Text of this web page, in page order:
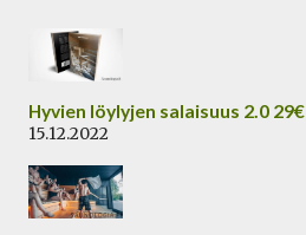
sisältöön
Hyvien löylyjen salaisuus 2.0 29€
15.12.2022